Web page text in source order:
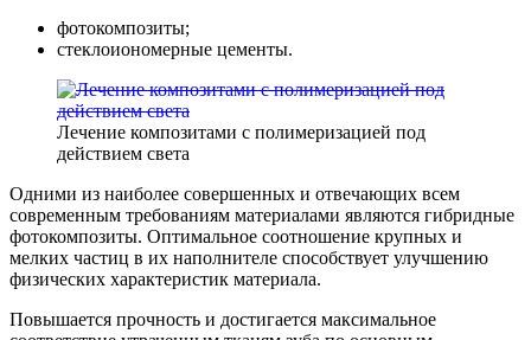
фотокомпозиты;
стеклоиономерные цементы.
Лечение композитами с полимеризацией под
действием света
Одними из наиболее совершенных и отвечающих всем
современным требованиям материалами являются гибридные
фотокомпозиты. Оптимальное соотношение крупных и
мелких частиц в их наполнителе способствует улучшению
физических характеристик материала.
Повышается прочность и достигается максимальное